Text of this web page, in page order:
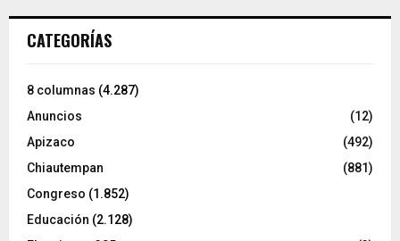
CATEGORÍAS
8 columnas (4.287)
Anuncios
(12)
Apizaco
(492)
Chiautempan
(881)
Congreso (1.852)
Educación (2.128)